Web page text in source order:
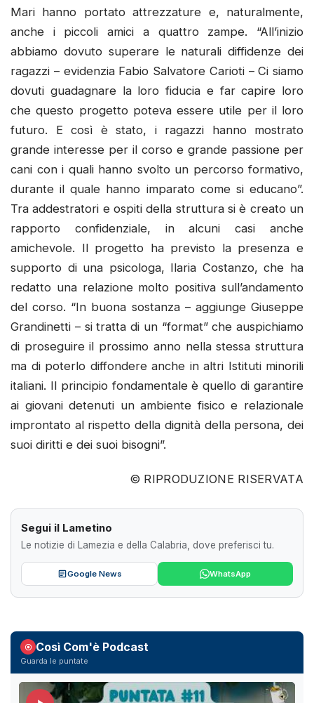
Mari hanno portato attrezzature e, naturalmente,
anche i piccoli amici a quattro zampe. “All’inizio
abbiamo dovuto superare le naturali diffidenze dei
ragazzi – evidenzia Fabio Salvatore Carioti – Ci siamo
dovuti guadagnare la loro fiducia e far capire loro
che questo progetto poteva essere utile per il loro
futuro. E così è stato, i ragazzi hanno mostrato
grande interesse per il corso e grande passione per
cani con i quali hanno svolto un percorso formativo,
durante il quale hanno imparato come si educano”.
Tra addestratori e ospiti della struttura si è creato un
rapporto confidenziale, in alcuni casi anche
amichevole. Il progetto ha previsto la presenza e
supporto di una psicologa, Ilaria Costanzo, che ha
redatto una relazione molto positiva sull’andamento
del corso. “In buona sostanza – aggiunge Giuseppe
Grandinetti – si tratta di un “format” che auspichiamo
di proseguire il prossimo anno nella stessa struttura
ma di poterlo diffondere anche in altri Istituti minorili
italiani. Il principio fondamentale è quello di garantire
ai giovani detenuti un ambiente fisico e relazionale
improntato al rispetto della dignità della persona, dei
suoi diritti e dei suoi bisogni”.
© RIPRODUZIONE RISERVATA
Segui il Lametino
Le notizie di Lamezia e della Calabria, dove preferisci tu.
Google News WhatsApp
Così Com'è Podcast
Guarda le puntate